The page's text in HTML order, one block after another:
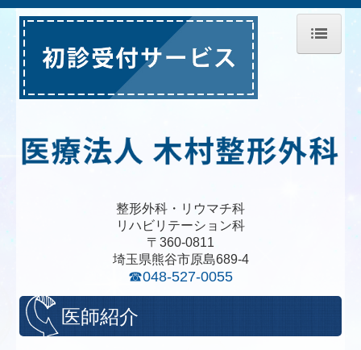
ホーム
医師紹介
施設・設備のご案内
整形外科・リウマチ科
リハビリテーション科
〒360-0811
埼玉県熊谷市原島689-4
☎048-527-0055
医師紹介